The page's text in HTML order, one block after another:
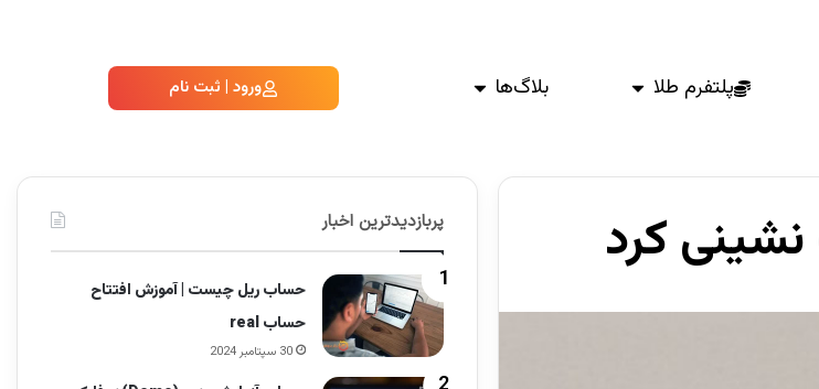
پلتفرم طلا بلاگ‌ها ورود | ثبت نام
پربازدیدترین اخبار
حساب ریل چیست | آموزش افتتاح
حساب real
30 سپتامبر 2024